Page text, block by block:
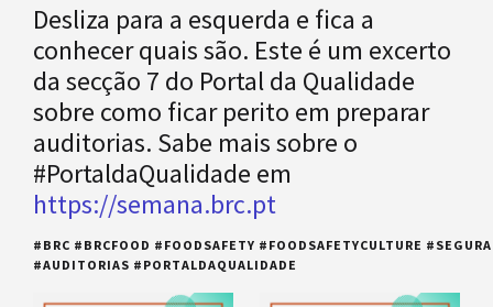
Desliza para a esquerda e fica a
conhecer quais são. Este é um excerto
da secção 7 do Portal da Qualidade
sobre como ficar perito em preparar
auditorias. Sabe mais sobre o
#PortaldaQualidade em
https://semana.brc.pt
#BRC #BRCFOOD #FOODSAFETY #FOODSAFETYCULTURE
#AUDITORIAS #PORTALDAQUALIDADE